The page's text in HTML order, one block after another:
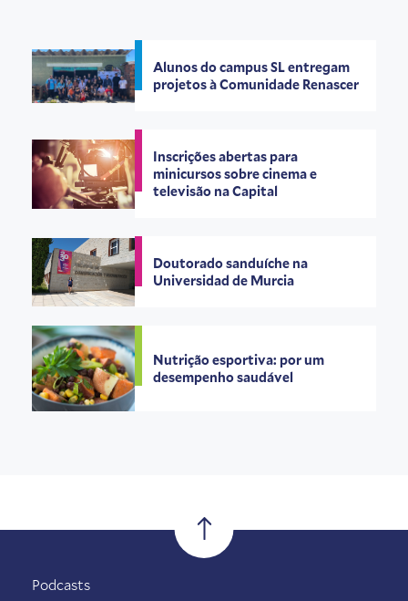
Alunos do campus SL entregam
projetos à Comunidade Renascer
Inscrições abertas para
minicursos sobre cinema e
televisão na Capital
Doutorado sanduíche na
Universidad de Murcia
Nutrição esportiva: por um
desempenho saudável
Podcasts